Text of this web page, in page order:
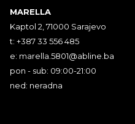
MARELLA
Kaptol 2, 71000 Sarajevo
t: +387 33 556 485
e: marella.5801@abline.ba
pon - sub: 09:00-21:00
ned: neradna